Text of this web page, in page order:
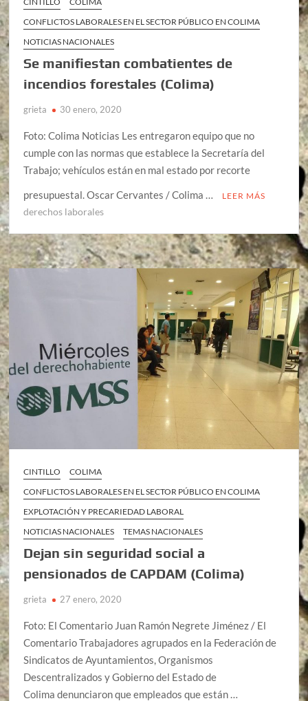
CONFLICTOS LABORALES EN EL SECTOR PÚBLICO EN COLIMA
NOTICIAS NACIONALES
Se manifiestan combatientes de
incendios forestales (Colima)
grieta 30 enero, 2020
Foto: Colima Noticias Les entregaron equipo que no
cumple con las normas que establece la Secretaría del
Trabajo; vehículos están en mal estado por recorte
presupuestal. Oscar Cervantes / Colima …
LEER MÁS
derechos laborales
CINTILLO
COLIMA
CONFLICTOS LABORALES EN EL SECTOR PÚBLICO EN COLIMA
EXPLOTACIÓN Y PRECARIEDAD LABORAL
NOTICIAS NACIONALES
TEMAS NACIONALES
Dejan sin seguridad social a
pensionados de CAPDAM (Colima)
grieta 27 enero, 2020
Foto: El Comentario Juan Ramón Negrete Jiménez / El
Comentario Trabajadores agrupados en la Federación de
Sindicatos de Ayuntamientos, Organismos
Descentralizados y Gobierno del Estado de
Colima denunciaron que empleados que están …